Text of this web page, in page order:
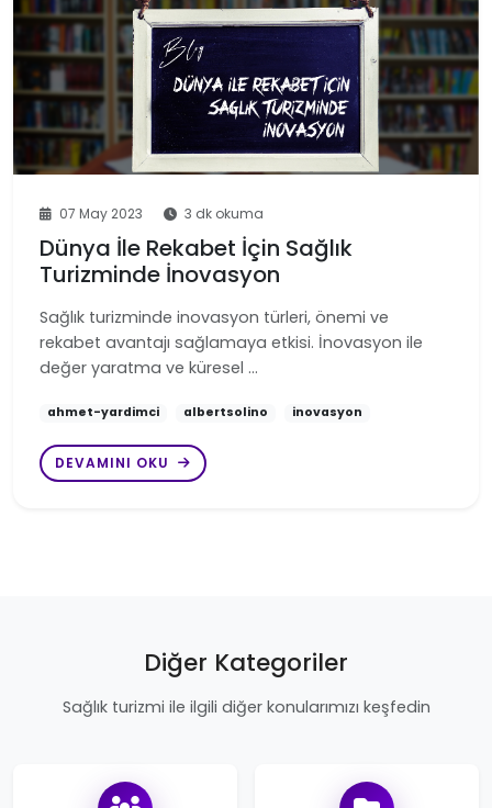
07 May 2023 3 dk okuma
Dünya İle Rekabet İçin Sağlık
Turizminde İnovasyon
Sağlık turizminde inovasyon türleri, önemi ve
rekabet avantajı sağlamaya etkisi. İnovasyon ile
değer yaratma ve küresel …
ahmet-yardimci albertsolino inovasyon
DEVAMINI OKU
Diğer Kategoriler
Sağlık turizmi ile ilgili diğer konularımızı keşfedin